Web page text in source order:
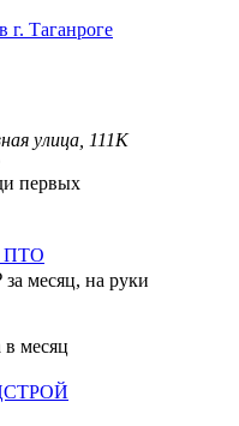
Таганроге
улица, 111К
первых
ПТО
за месяц, на руки
месяц